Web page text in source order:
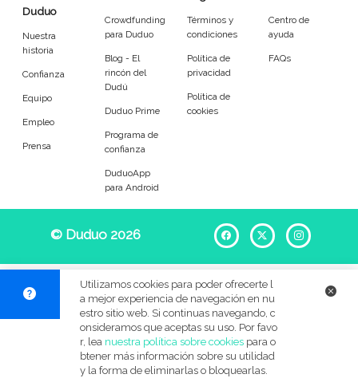
Entrenador Asistente
Tipo de atención
En casa del cuidador
Visitas diarias / comidas
Alojamiento de mascotas
Tamaño de mi mascota
Grandes (18-45kg) Gigantes (45+kg)
Idiomas del dudú
Duduo
Nuestra
historia
Confianza
Equipo
Empleo
Prensa
Crowdfunding
para Duduo
Blog - El
rincón del
Dudú
Duduo Prime
Programa de
confianza
DuduoApp
para Android
Términos y
condiciones
Política de
privacidad
Política de
cookies
Centro de
ayuda
FAQs
© Duduo 2026 Facebook
X
Utilizamos cookies para poder ofrecerte l
a mejor experiencia de navegación en nu
estro sitio web. Si continuas navegando, c
onsideramos que aceptas su uso. Por favo
r, lea nuestra política sobre cookiespara o
btener más información sobre su utilidad
y la forma de eliminarlas o bloquearlas.